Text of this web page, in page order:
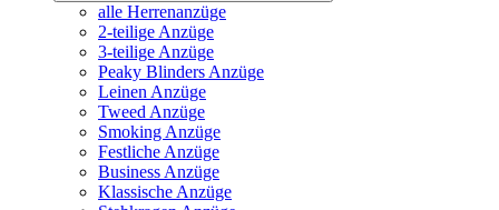
alle Herrenanzüge
2-teilige Anzüge
3-teilige Anzüge
Peaky Blinders Anzüge
Leinen Anzüge
Tweed Anzüge
Smoking Anzüge
Festliche Anzüge
Business Anzüge
Klassische Anzüge